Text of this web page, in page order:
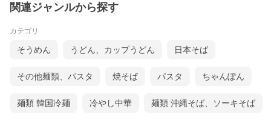
関連ジャンルから探す
カテゴリ
そうめん うどん、カップうどん 日本そば
その他麺類、パスタ 焼そば パスタ ちゃんぽん
麺類 韓国冷麺 冷やし中華 麺類 沖縄そば、ソーキそば